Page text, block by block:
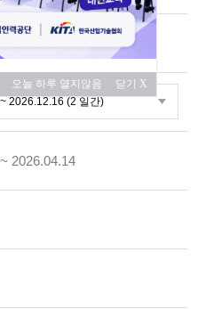
2026.04.14
오늘 하루 열지않음 닫기 X